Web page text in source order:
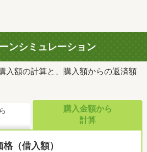
ンシミュレーション
入額の計算と、購入額からの返済額
購入金額から
計算
（借入額）